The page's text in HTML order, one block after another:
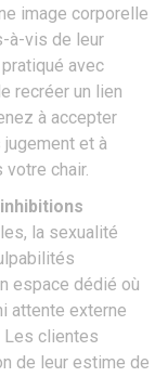
image corporelle
à-vis de leur
avec
recréer un lien
à accepter
et à
chair.
la sexualité
espace dédié où
attente externe
Les clientes
de leur estime de